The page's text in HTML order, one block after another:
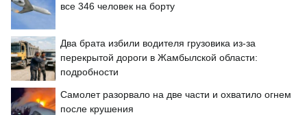
все 346 человек на борту
Два брата избили водителя грузовика из-за
перекрытой дороги в Жамбылской области:
подробности
Самолет разорвало на две части и охватило огнем
после крушения